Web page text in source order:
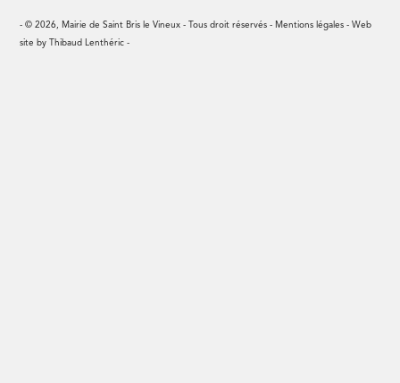
- © 2026, Mairie de Saint Bris le Vineux - Tous droit réservés - Mentions légales - Web
site by
Thibaud Lenthéric -